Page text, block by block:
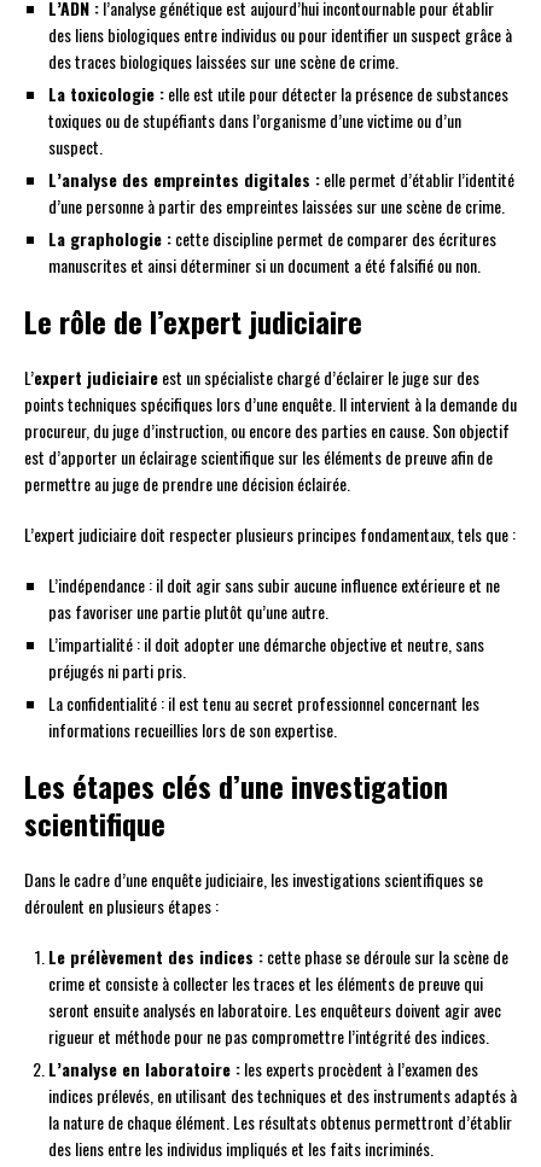
L’ADN :l’analyse génétique est aujourd’hui incontournable pour établir
des liens biologiques entre individus ou pour identifier un suspect grâce à
des traces biologiques laissées sur une scène de crime.
La toxicologie :elle est utile pour détecter la présence de substances
toxiques ou de stupéfiants dans l’organisme d’une victime ou d’un
suspect.
L’analyse des empreintes digitales :elle permet d’établir l’identité
d’une personne à partir des empreintes laissées sur une scène de crime.
La graphologie :cette discipline permet de comparer des écritures
manuscrites et ainsi déterminer si un document a été falsifié ou non.
Le rôle de l’expert judiciaire
L’expert judiciaireest un spécialiste chargé d’éclairer le juge sur des
points techniques spécifiques lors d’une enquête. Il intervient à la demande du
procureur, du juge d’instruction, ou encore des parties en cause. Son objectif
est d’apporter un éclairage scientifique sur les éléments de preuve afin de
permettre au juge de prendre une décision éclairée.
L’expert judiciaire doit respecter plusieurs principes fondamentaux, tels que :
L’indépendance : il doit agir sans subir aucune influence extérieure et ne
pas favoriser une partie plutôt qu’une autre.
L’impartialité : il doit adopter une démarche objective et neutre, sans
préjugés ni parti pris.
La confidentialité : il est tenu au secret professionnel concernant les
informations recueillies lors de son expertise.
Les étapes clés d’une investigation
scientifique
Dans le cadre d’une enquête judiciaire, les investigations scientifiques se
déroulent en plusieurs étapes :
Le prélèvement des indices :cette phase se déroule sur la scène de
crime et consiste à collecter les traces et les éléments de preuve qui
seront ensuite analysés en laboratoire. Les enquêteurs doivent agir avec
rigueur et méthode pour ne pas compromettre l’intégrité des indices.
L’analyse en laboratoire :les experts procèdent à l’examen des
indices prélevés, en utilisant des techniques et des instruments adaptés à
la nature de chaque élément. Les résultats obtenus permettront d’établir
des liens entre les individus impliqués et les faits incriminés.